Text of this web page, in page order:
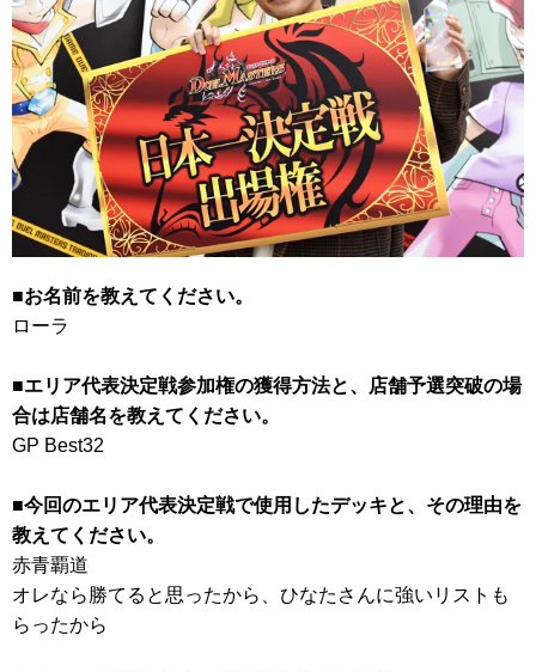
■お名前を教えてください。
ローラ
■エリア代表決定戦参加権の獲得方法と、店舗予選突破の場
合は店舗名を教えてください。
GP Best32
■今回のエリア代表決定戦で使用したデッキと、その理由を
教えてください。
赤青覇道
オレなら勝てると思ったから、ひなたさんに強いリストも
らったから